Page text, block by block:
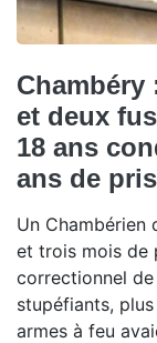
Chambéry
et deux
18 ans
ans de
Un Chambérien
et trois mois de
correctionnel de
stupéfiants,
armes à feu